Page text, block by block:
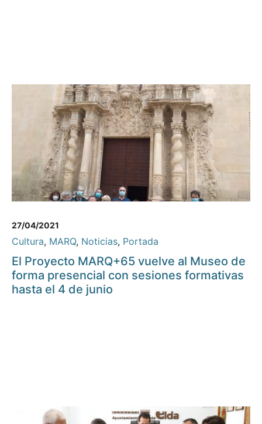
27/04/2021
Cultura, MARQ, Noticias, Portada
El Proyecto MARQ+65 vuelve al Museo de
forma presencial con sesiones formativas
hasta el 4 de junio